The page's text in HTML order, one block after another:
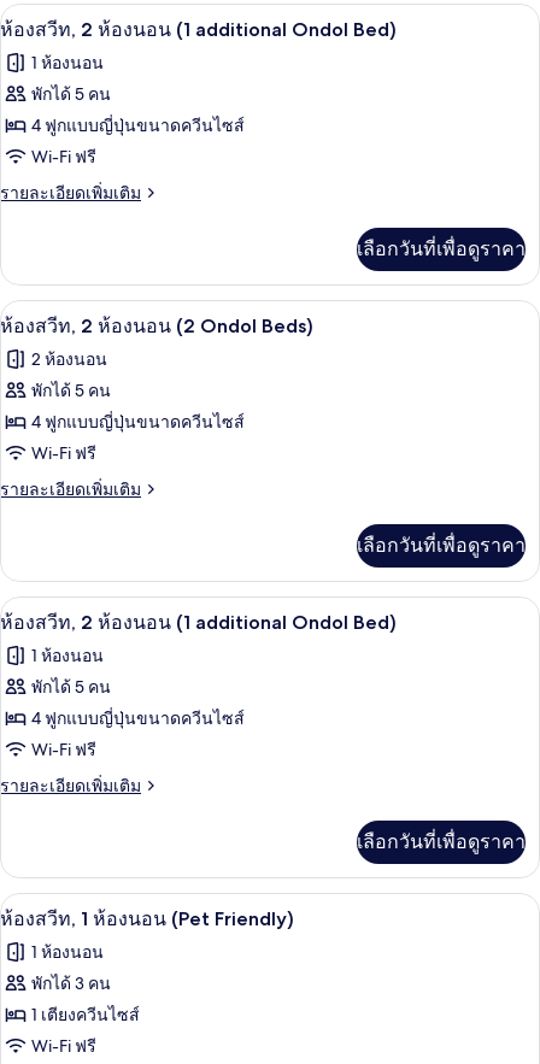
พร้อม
สิ่ง
อำนวย
ความ
สะดวก
สำหรับ
พิการ
ห้อง
ท,
นอน,
พร้อม
อำนวย
พิการ
เปิด
ภาพถ่าย
ทั้งหมด
ของ
ห้อง
สวีท,
นอน
(1
additional
Ondol
Bed)
ตู้นิรภัยในห้องพัก, เตารีด/โต๊ะรีดผ้า,
3
ห้องสวีท, 2 ห้องนอน (1 additional Ondol Bed)
1 ห้องนอน
พักได้ 5 คน
4 ฟูกแบบญี่ปุ่นขนาดควีนไซส์
Wi-Fi ฟรี
รายละเอียดเพิ่มเติม
ราย
เกี่ยว
กับ
ห้อง
ท,
2
นอน
(1
Ondol
เลือกวันที่เพื่อดูราคา
เปิด
ภาพถ่าย
ทั้งหมด
ของ
ห้อง
สวีท,
นอน
(2
Ondol
Beds)
5
ห้องสวีท, 2 ห้องนอน (2 Ondol Beds)
2 ห้องนอน
พักได้ 5 คน
4 ฟูกแบบญี่ปุ่นขนาดควีนไซส์
Wi-Fi ฟรี
รายละเอียดเพิ่มเติม
ราย
เกี่ยว
กับ
ห้อง
ท,
2
นอน
(2
Beds)
เลือกวันที่เพื่อดูราคา
เปิด
ภาพถ่าย
ทั้งหมด
ของ
ห้อง
สวีท,
นอน
(1
additional
Ondol
Bed)
ตู้นิรภัยในห้องพัก, เตารีด/โต๊ะรีดผ้า,
3
ห้องสวีท, 2 ห้องนอน (1 additional Ondol Bed)
1 ห้องนอน
พักได้ 5 คน
4 ฟูกแบบญี่ปุ่นขนาดควีนไซส์
Wi-Fi ฟรี
รายละเอียดเพิ่มเติม
ราย
เกี่ยว
กับ
ห้อง
ท,
2
นอน
(1
เลือกวันที่เพื่อดูราคา
เปิด
ภาพถ่าย
ทั้งหมด
ของ
ห้อง
5
ห้องสวีท, 1 ห้องนอน (Pet Friendly)
1 ห้องนอน
พักได้ 3 คน
1 เตียงควีนไซส์
Wi-Fi ฟรี